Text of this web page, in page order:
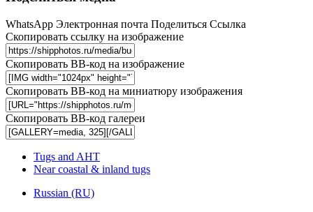
WhatsApp Электронная почта Поделиться Ссылка
Скопировать ссылку на изображение
Скопировать BB-код на изображение
Скопировать BB-код на миниатюру изображения
Скопировать BB-код галереи
Tugs and AHT
Near coastal & inland tugs
Russian (RU)